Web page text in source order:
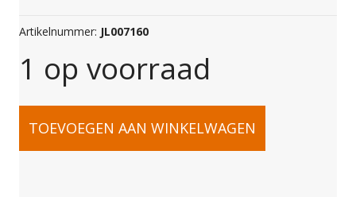
Artikelnummer: JL007160
1 op voorraad
C-
TOEVOEGEN AAN WINKELWAGEN